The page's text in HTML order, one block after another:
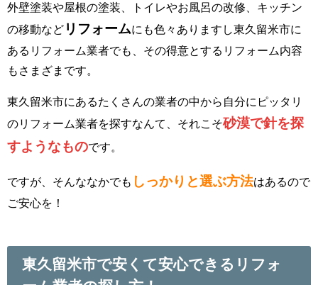
外壁塗装や屋根の塗装、トイレやお風呂の改修、キッチン
の移動など リフォームにも色々ありますし東久留米市に
あるリフォーム業者でも、その得意とするリフォーム内容
もさまざまです。
東久留米市にあるたくさんの業者の中から自分にピッタリ
のリフォーム業者を探すなんて、それこそ砂漠で針を探
すようなものです。
ですが、そんななかでも しっかりと選ぶ方法はあるので
ご安心を！
東久留米市で安くて安心できるリフォ